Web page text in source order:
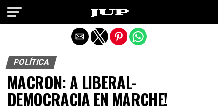
POLÍTICA
MACRON: A LIBERAL-
DEMOCRACIA EN MARCHE!
Exit mobile version